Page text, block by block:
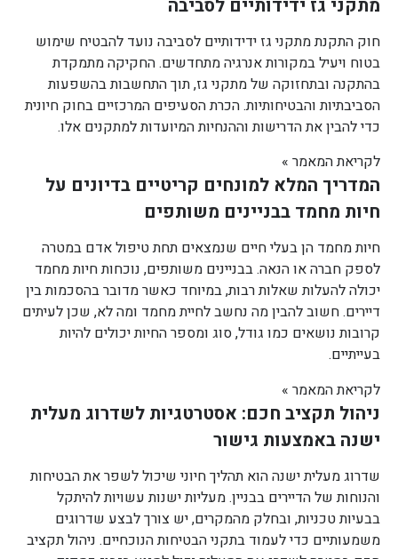
מתקני גז ידידותיים לסביבה
חוק התקנת מתקני גז ידידותיים לסביבה נועד להבטיח שימוש
בטוח ויעיל במקורות אנרגיה מתחדשים. החקיקה מתמקדת
בהתקנה ובתחזוקה של מתקני גז, תוך התחשבות בהשפעות
הסביבתיות והבטיחותיות. הכרת הסעיפים המרכזיים בחוק חיונית
כדי להבין את הדרישות וההנחיות המיועדות למתקנים אלו.
לקריאת המאמר »
המדריך המלא למונחים קריטיים בדיונים על
חיות מחמד בבניינים משותפים
חיות מחמד הן בעלי חיים שנמצאים תחת טיפול אדם במטרה
לספק חברה או הנאה. בבניינים משותפים, נוכחות חיות מחמד
יכולה להעלות שאלות רבות, במיוחד כאשר מדובר בהסכמות בין
דיירים. חשוב להבין מה נחשב לחיית מחמד ומה לא, שכן לעיתים
קרובות נושאים כמו גודל, סוג ומספר החיות יכולים להיות
בעייתיים.
לקריאת המאמר »
ניהול תקציב חכם: אסטרטגיות לשדרוג מעלית
ישנה באמצעות גישור
שדרוג מעלית ישנה הוא תהליך חיוני שיכול לשפר את הבטיחות
והנוחות של הדיירים בבניין. מעליות ישנות עשויות להיתקל
בבעיות טכניות, ובחלק מהמקרים, יש צורך לבצע שדרוגים
משמעותיים כדי לעמוד בתקני הבטיחות הנוכחיים. ניהול תקציב